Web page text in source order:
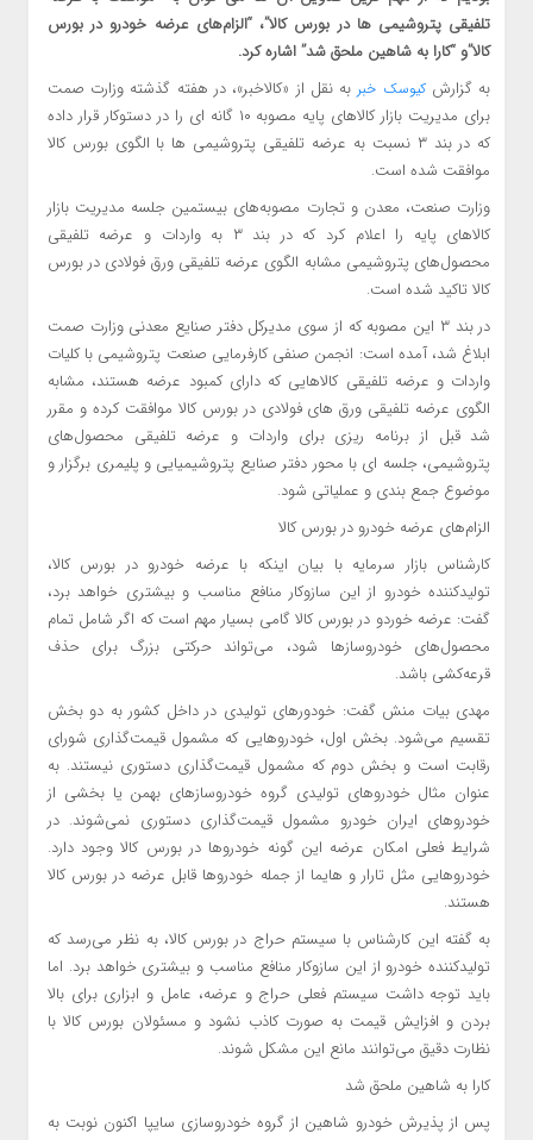
تلفیقی پتروشیمی ها در بورس کالا”، “الزام‌های عرضه خودرو در بورس
کالا”و “کارا به شاهین ملحق شد” اشاره کرد.
به گزارشکیوسک خبربه نقل از «کالاخبر»، در هفته گذشته وزارت صمت
برای مدیریت بازار کالاهای پایه مصوبه ۱۰ گانه ای را در دستوکار قرار داده
که در بند ۳ نسبت به عرضه تلفیقی پتروشیمی ها با الگوی بورس کالا
موافقت شده است.
وزارت صنعت، معدن و تجارت مصوبه‌های بیستمین جلسه مدیریت بازار
کالاهای پایه را اعلام کرد که در بند ۳ به واردات و عرضه تلفیقی
محصول‌های پتروشیمی مشابه الگوی عرضه تلفیقی ورق فولادی در بورس
کالا تاکید شده است.
در بند ۳ این مصوبه‌ که از سوی مدیرکل دفتر صنایع معدنی وزارت صمت
ابلاغ شد، آمده است: انجمن صنفی کارفرمایی صنعت پتروشیمی با کلیات
واردات و عرضه تلفیقی کالاهایی که دارای کمبود عرضه هستند، مشابه
الگوی عرضه تلفیقی ورق های فولادی در بورس کالا موافقت کرده و مقرر
شد قبل از برنامه ریزی برای واردات و عرضه تلفیقی محصول‌های
پتروشیمی، جلسه ای با محور دفتر صنایع پتروشیمیایی و پلیمری برگزار و
موضوع جمع بندی و عملیاتی شود.
الزام‌های عرضه خودرو در بورس کالا
کارشناس بازار سرمایه با بیان اینکه با عرضه خودرو در بورس کالا،
تولیدکننده خودرو از این سازوکار منافع مناسب و بیشتری خواهد برد،
گفت: عرضه خوردو در بورس کالا گامی بسیار مهم است که اگر شامل تمام
محصول‌های خودروسازها شود، می‌تواند حرکتی بزرگ برای حذف
قرعه‌کشی باشد.
مهدی بیات منش گفت: خودورهای تولیدی در داخل کشور به دو بخش
تقسیم می‌شود. بخش اول، خودروهایی که مشمول قیمت‌گذاری شورای
رقابت است و بخش دوم که مشمول قیمت‌گذاری دستوری نیستند. به
عنوان مثال خودروهای تولیدی گروه خودروسازهای بهمن یا بخشی از
خودروهای ایران خودرو مشمول قیمت‌گذاری دستوری نمی‌شوند. در
شرایط فعلی امکان عرضه این گونه خودروها در بورس کالا وجود دارد.
خودروهایی مثل تارار و هایما از جمله خودروها قابل عرضه در بورس کالا
هستند.
به گفته این کارشناس با سیستم حراج در بورس کالا، به نظر می‌رسد که
تولیدکننده خودرو از این سازوکار منافع مناسب و بیشتری خواهد برد. اما
باید توجه داشت سیستم فعلی حراج و عرضه، عامل و ابزاری برای بالا
بردن و افزایش قیمت به صورت کاذب نشود و مسئولان بورس کالا با
نظارت دقیق می‌توانند مانع این مشکل شوند.
کارا به شاهین ملحق شد
پس از پذیرش خودرو شاهین از گروه خودروسازی سایپا اکنون نوبت به